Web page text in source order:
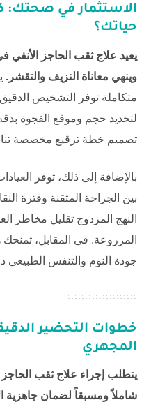
الاستثمار في صحتك:
حياتك؟
يعيد علاج ثقب الحاجز الأنفي
وينهي معاناة النزيف والتقشر.
متكاملة توفر التشخيص الدقيق
لتحديد حجم وموقع الفجوة بدقة.
تصميم خطة ترقيع مخصصة
بالإضافة إلى ذلك، توفر
بين الجراحة المتقنة وفترة
النهج المزدوج تقليل مخاطر
المزروعة. في المقابل، تمنحك
جودة النوم والتنفس الطبيعي
خطوات التحضير
المجهري
يتطلب إجراء علاج ثقب الحاجز
شاملاً ومسبقاً لضمان جاهزية